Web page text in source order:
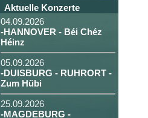
Aktuelle Konzerte
04.09.2026
-HANNOVER - Béi Chéz
Héinz
05.09.2026
-DUISBURG - RUHRORT -
Zum Hübi
25.09.2026
-MAGDEBURG -